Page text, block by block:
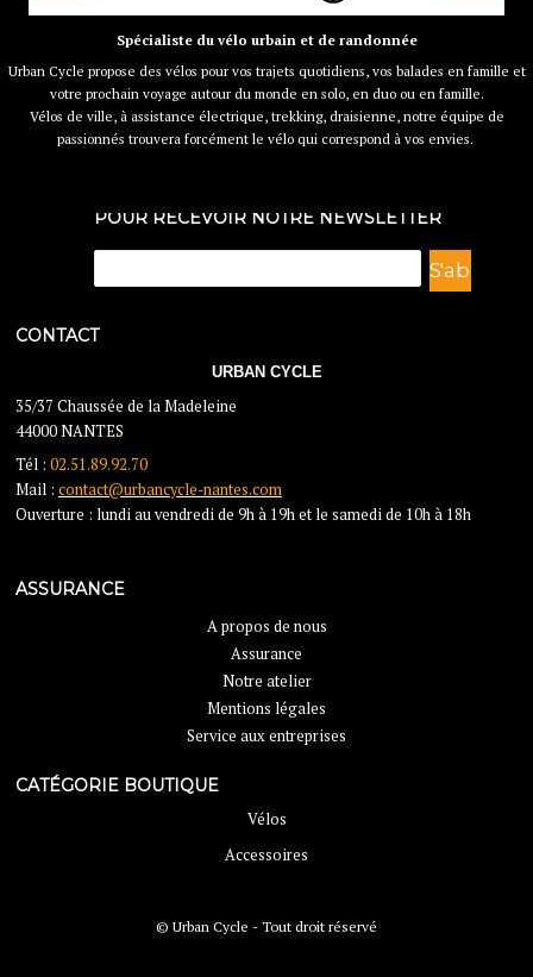
Spécialiste du vélo urbain et de randonnée
Urban Cycle propose des vélos pour vos trajets quotidiens, vos balades en famille et
votre prochain voyage autour du monde en solo, en duo ou en famille.
Vélos de ville, à assistance électrique, trekking, draisienne, notre équipe de
passionnés trouvera forcément le vélo qui correspond à vos envies.
POUR RECEVOIR NOTRE NEWSLETTER
CONTACT
URBAN CYCLE
35/37 Chaussée de la Madeleine
44000 NANTES
Tél : 02.51.89.92.70
Mail : contact@urbancycle-nantes.com
Ouverture : lundi au vendredi de 9h à 19h et le samedi de 10h à 18h
ASSURANCE
A propos de nous
Assurance
Notre atelier
Mentions légales
Service aux entreprises
CATÉGORIE BOUTIQUE
Vélos
Accessoires
© Urban Cycle - Tout droit réservé